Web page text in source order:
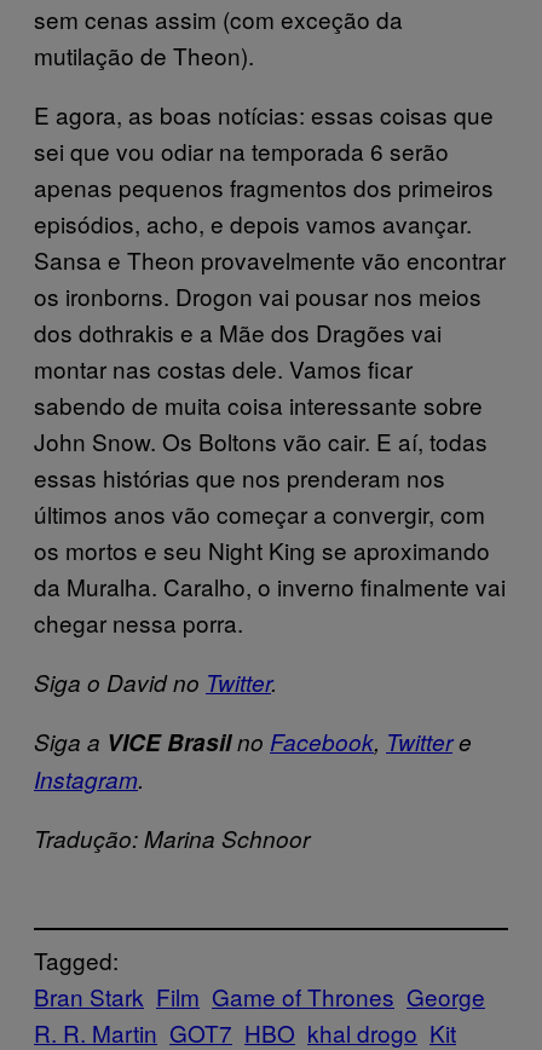
sem cenas assim (com exceção da
mutilação de Theon).
E agora, as boas notícias: essas coisas que
sei que vou odiar na temporada 6 serão
apenas pequenos fragmentos dos primeiros
episódios, acho, e depois vamos avançar.
Sansa e Theon provavelmente vão encontrar
os ironborns. Drogon vai pousar nos meios
dos dothrakis e a Mãe dos Dragões vai
montar nas costas dele. Vamos ficar
sabendo de muita coisa interessante sobre
John Snow. Os Boltons vão cair. E aí, todas
essas histórias que nos prenderam nos
últimos anos vão começar a convergir, com
os mortos e seu Night King se aproximando
da Muralha. Caralho, o inverno finalmente vai
chegar nessa porra.
Siga o David no Twitter.
Siga a VICE Brasilno Facebook, Twittere
Instagram.
Tradução: Marina Schnoor
Tagged:
Bran Stark Film Game of Thrones George
R. R. Martin GOT7 HBO khal drogo Kit